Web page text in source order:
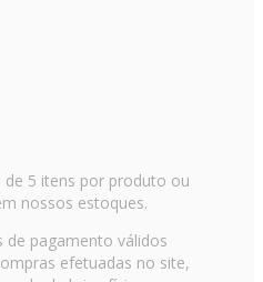
5 itens por produto ou
nossos estoques.
de pagamento válidos
efetuadas no site,